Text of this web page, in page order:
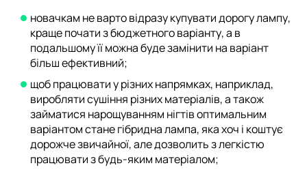
новачкам не варто відразу купувати дорогу лампу,
краще почати з бюджетного варіанту, а в
подальшому її можна буде замінити на варіант
більш ефективний;
щоб працювати у різних напрямках, наприклад,
виробляти сушіння різних матеріалів, а також
займатися нарощуванням нігтів оптимальним
варіантом стане гібридна лампа, яка хоч і коштує
дорожче звичайної, але дозволить з легкістю
працювати з будь-яким матеріалом;